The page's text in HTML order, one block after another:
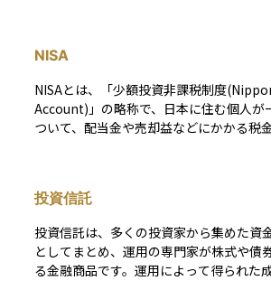
NISA
NISAとは、「少額投資非課税制度
Account)」の略称で、日本に住む個人が
ついて、配当金や売却益などにかかる税
新しいNISA制度が始まり、「つみたて投
枠」の2つを併用できる仕組みとなり、
されました。年間の投資枠や口座の開設
原則として1人1口座しか持てません。
利用しやすい制度として広く普及してお
投資信託
投資信託は、多くの投資家から集めた資
としてまとめ、運用の専門家が株式や債
る金融商品です。運用によって得られた